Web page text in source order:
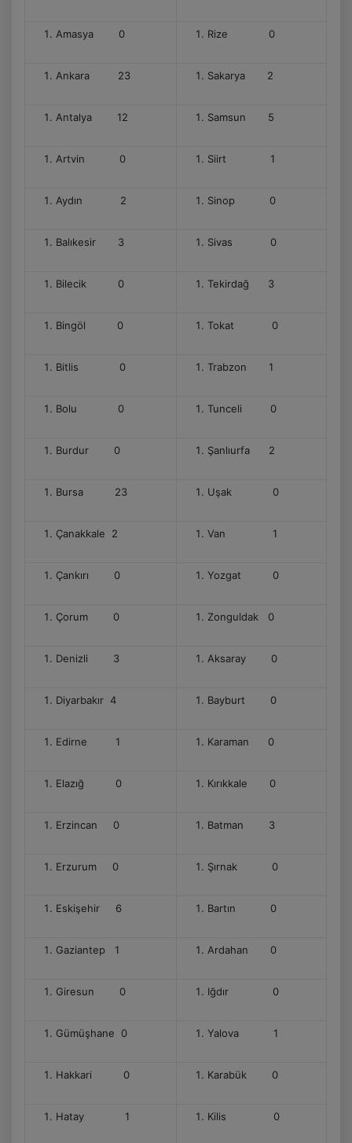
Amasya 0 Rize 0
Ankara 23 Sakarya 2
Antalya 12 Samsun 5
Artvin 0 Siirt 1
Aydın 2 Sinop 0
Balıkesir 3 Sivas 0
Bilecik 0 Tekirdağ 3
Bingöl 0 Tokat 0
Bitlis 0 Trabzon 1
Bolu 0 Tunceli 0
Burdur 0 Şanlıurfa 2
Bursa 23 Uşak 0
Çanakkale 2 Van 1
Çankırı 0 Yozgat 0
Çorum 0 Zonguldak 0
Denizli 3 Aksaray 0
Diyarbakır 4 Bayburt 0
Edirne 1 Karaman 0
Elazığ 0 Kırıkkale 0
Erzincan 0 Batman 3
Erzurum 0 Şırnak 0
Eskişehir 6 Bartın 0
Gaziantep 1 Ardahan 0
Giresun 0 Iğdır 0
Gümüşhane 0 Yalova 1
Hakkari 0 Karabük 0
Hatay 1 Kilis 0